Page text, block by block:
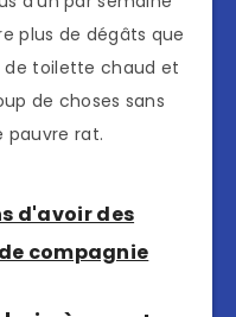
plus de dégâts que
de toilette chaud et
de choses sans
pauvre rat.
d'avoir des
compagnie